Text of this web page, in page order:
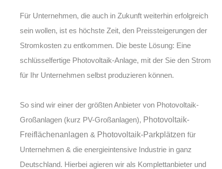
Für Unternehmen, die auch in Zukunft weiterhin erfolgreich
sein wollen, ist es höchste Zeit, den Preissteigerungen der
Stromkosten zu entkommen. Die beste Lösung: Eine
schlüsselfertige Photovoltaik-Anlage, mit der Sie den Strom
für Ihr Unternehmen selbst produzieren können.
So sind wir einer der größten Anbieter von Photovoltaik-
Großanlagen (kurz PV-Großanlagen), Photovoltaik-
Freiflächenanlagen & Photovoltaik-Parkplätzen für
Unternehmen & die energieintensive Industrie in ganz
Deutschland. Hierbei agieren wir als Komplettanbieter und